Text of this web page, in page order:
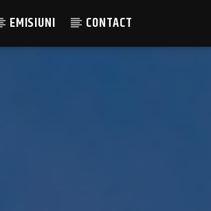
EMISIUNI CONTACT